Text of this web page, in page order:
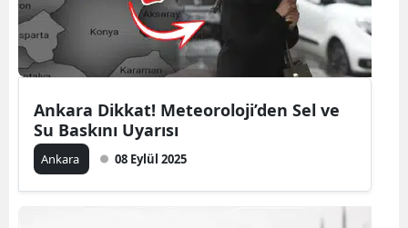
Ankara Dikkat! Meteoroloji’den Sel ve
Su Baskını Uyarısı
Ankara 08 Eylül 2025